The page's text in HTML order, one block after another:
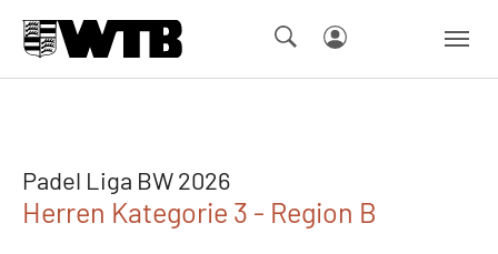
Padel Liga BW 2026
Herren Kategorie 3 - Region B